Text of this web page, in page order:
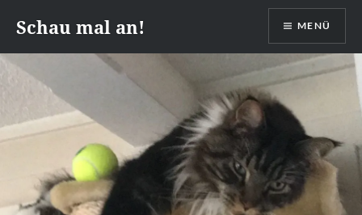
Inhalt
springen
Schau mal an! MENÜ